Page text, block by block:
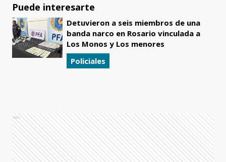
Puede interesarte
Detuvieron a seis miembros de una
banda narco en Rosario vinculada a
Los Monos y Los menores
Policiales
Ads